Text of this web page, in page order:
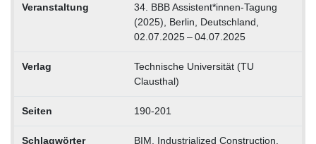
Veranstaltung
34. BBB Assistent*innen-Tagung
(2025), Berlin, Deutschland,
02.07.2025 – 04.07.2025
Verlag
Technische Universität (TU
Clausthal)
Seiten 190-201
Schlagwörter BIM, Industrialized Construction,